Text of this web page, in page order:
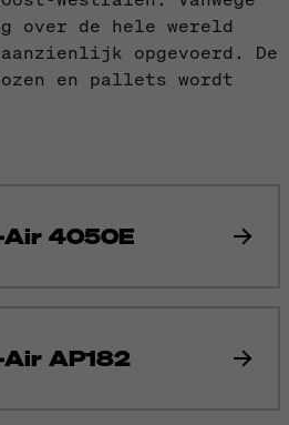
over de hele wereld
opgevoerd. De
en pallets wordt
Air 4050E
Air AP182